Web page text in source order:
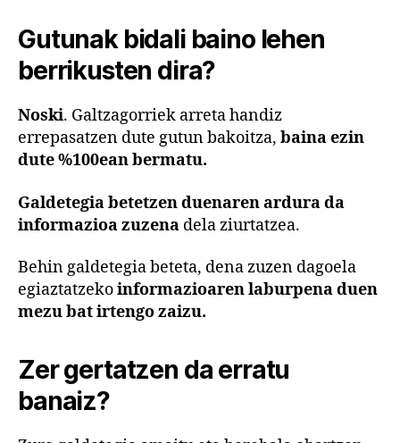
Gutunak bidali baino lehen
berrikusten dira?
Noski. Galtzagorriek arreta handiz
errepasatzen dute gutun bakoitza, baina ezin
dute %100ean bermatu.
Galdetegia betetzen duenaren ardura da
informazioa zuzena dela ziurtatzea.
Behin galdetegia beteta, dena zuzen dagoela
egiaztatzekoinformazioaren laburpena duen
mezu bat irtengo zaizu.
Zer gertatzen da erratu
banaiz?